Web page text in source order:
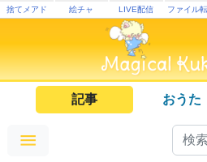
捨てメアド 絵チャ LIVE配信 ファイル
記事 おうた